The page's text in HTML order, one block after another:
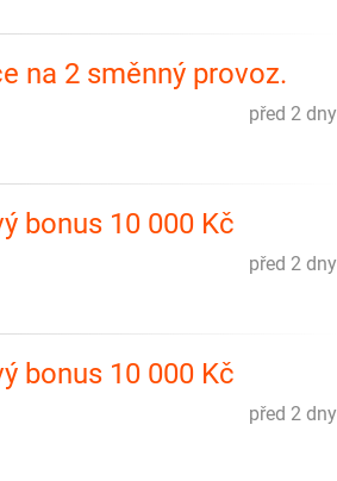
na 2 směnný provoz.
před 2 dny
bonus 10 000 Kč
před 2 dny
bonus 10 000 Kč
před 2 dny